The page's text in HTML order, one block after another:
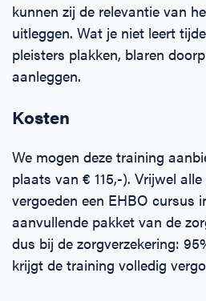
kunnen zij de relevantie van
uitleggen. Wat je niet leert
pleisters plakken, blaren
aanleggen.
Kosten
We mogen deze training
plaats van € 115,-). Vrijwel
vergoeden een EHBO cursus
aanvullende pakket van de
dus bij de zorgverzekering:
krijgt de training volledig